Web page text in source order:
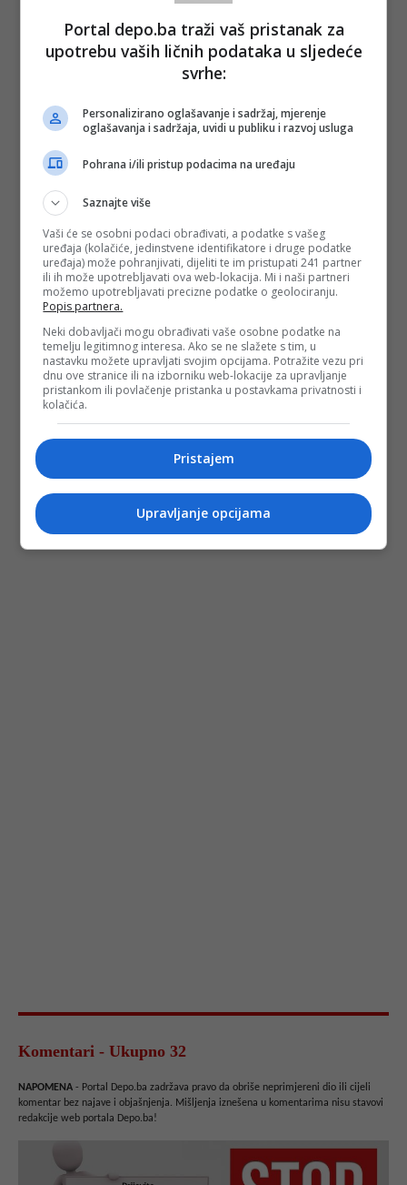
Komentari - Ukupno 32
NAPOMENA - Portal Depo.ba zadržava pravo da obriše neprimjereni dio ili cijeli
komentar bez najave i objašnjenja. Mišljenja iznešena u komentarima nisu stavovi
redakcije web portala Depo.ba!
Portal depo.ba traži vaš pristanak za
upotrebu vaših ličnih podataka u sljedeće
svrhe:
Personalizirano oglašavanje i sadržaj, mjerenje
oglašavanja i sadržaja, uvidi u publiku i razvoj usluga
Pohrana i/ili pristup podacima na uređaju
Saznajte više
Vaši će se osobni podaci obrađivati, a podatke s vašeg
uređaja (kolačiće, jedinstvene identifikatore i druge podatke
uređaja) može pohranjivati, dijeliti te im pristupati 241 partner
ili ih može upotrebljavati ova web-lokacija. Mi i naši partneri
možemo upotrebljavati precizne podatke o geolociranju.
Popis partnera.
Neki dobavljači mogu obrađivati vaše osobne podatke na
temelju legitimnog interesa. Ako se ne slažete s tim, u
nastavku možete upravljati svojim opcijama. Potražite vezu pri
dnu ove stranice ili na izborniku web-lokacije za upravljanje
pristankom ili povlačenje pristanka u postavkama privatnosti i
kolačića.
Pristajem
Upravljanje opcijama